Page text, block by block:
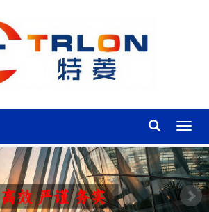
特
菱
空
调